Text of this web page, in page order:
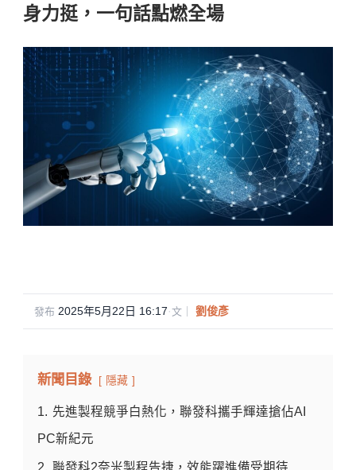
身力挺，一句話點燃全場
發布 2025年5月22日 16:17·文｜ 劉俊彥
新聞目錄 隱藏
1. 先進製程競爭白熱化，聯發科攜手輝達搶佔AI
PC新紀元
2. 聯發科2奈米製程告捷，效能躍進備受期待